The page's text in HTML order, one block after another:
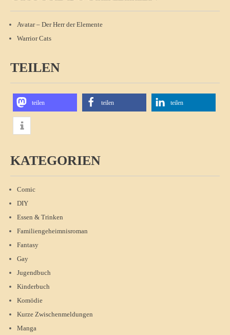
Avatar – Der Herr der Elemente
Warrior Cats
TEILEN
teilen teilen teilen
KATEGORIEN
Comic
DIY
Essen & Trinken
Familiengeheimnisroman
Fantasy
Gay
Jugendbuch
Kinderbuch
Komödie
Kurze Zwischenmeldungen
Manga